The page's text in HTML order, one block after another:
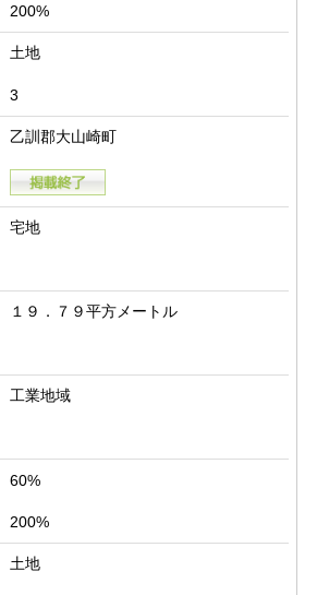
200%
土地
3
乙訓郡大山崎町
宅地
１９．７９平方メートル
工業地域
60%
200%
土地